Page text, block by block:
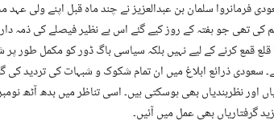
فرمانروا سلمان بن عبدالعزیز نے چند ماہ قبل اپنے ولی
کی تھی جو ہفتہ کے روز کیے گئے اس بے نظیر فیصلے کی ذمہ دار
قمع کرنے کے لیے نہیں بلکہ سیاسی باگ ڈور کو مکمل طور
سعودی ذرائع ابلاغ میں ان تمام شکوک و شبہات کی تردید
اور نظربندیاں بھی ہوسکتی ہیں۔ اسی تناظر میں بدھ آٹھ
گرفتاریاں بھی عمل میں آئیں۔